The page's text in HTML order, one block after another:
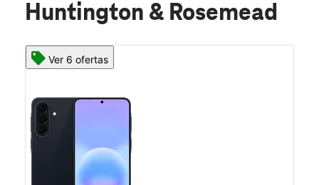
Huntington & Rosemead
Ver 6 ofertas